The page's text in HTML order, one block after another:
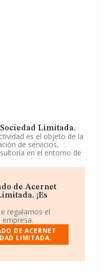
Limitada.
es el objeto de la
de servicios,
en el entorno de
seguridad y
datos y cálculo de
empresa está
Su CNAE
La sociedad
exteriores.
Sociedad
tiene domicilio fiscal en
en el municipio de
de Acernet
¡Es
regalamos el
DE ACERNET
LIMITADA.